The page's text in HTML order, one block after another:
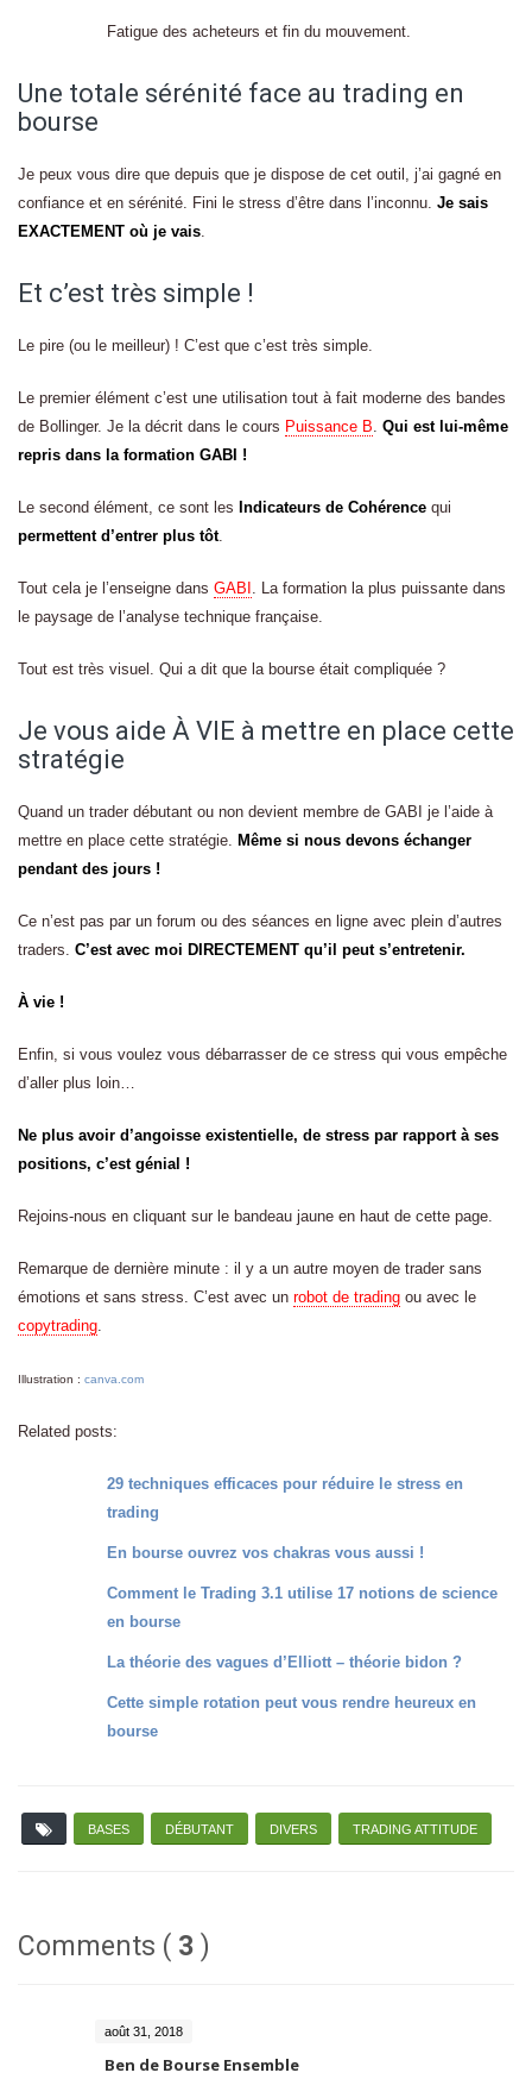
Fatigue des acheteurs et fin du mouvement.
Une totale sérénité face au trading en
bourse
Je peux vous dire que depuis que je dispose de cet outil, j’ai gagné en
confiance et en sérénité. Fini le stress d’être dans l’inconnu. Je sais
EXACTEMENT où je vais.
Et c’est très simple !
Le pire (ou le meilleur) ! C’est que c’est très simple.
Le premier élément c’est une utilisation tout à fait moderne des bandes
de Bollinger. Je la décrit dans le cours Puissance B. Qui est lui-même
repris dans la formation GABI !
Le second élément, ce sont les Indicateurs de Cohérence qui
permettent d’entrer plus tôt.
Tout cela je l’enseigne dans GABI . La formation la plus puissante dans
le paysage de l’analyse technique française.
Tout est très visuel. Qui a dit que la bourse était compliquée ?
Je vous aide À VIE à mettre en place cette
stratégie
Quand un trader débutant ou non devient membre de GABI je l’aide à
mettre en place cette stratégie. Même si nous devons échanger
pendant des jours !
Ce n’est pas par un forum ou des séances en ligne avec plein d’autres
traders. C’est avec moi DIRECTEMENT qu’il peut s’entretenir.
À vie !
Enfin, si vous voulez vous débarrasser de ce stress qui vous empêche
d’aller plus loin…
Ne plus avoir d’angoisse existentielle, de stress par rapport à ses
positions, c’est génial !
Rejoins-nous en cliquant sur le bandeau jaune en haut de cette page.
Remarque de dernière minute : il y a un autre moyen de trader sans
émotions et sans stress. C’est avec un robot de trading ou avec le
copytrading.
Illustration : canva.com
Related posts:
29 techniques efficaces pour réduire le stress en
trading
En bourse ouvrez vos chakras vous aussi !
Comment le Trading 3.1 utilise 17 notions de science
en bourse
La théorie des vagues d’Elliott – théorie bidon ?
Cette simple rotation peut vous rendre heureux en
bourse
BASES DÉBUTANT DIVERS TRADING ATTITUDE
Comments ( 3 )
août 31, 2018
Ben de Bourse Ensemble